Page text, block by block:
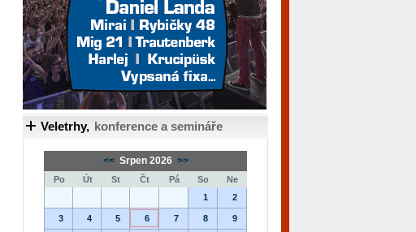
Veletrhy, konference a semináře
<< Srpen 2026 >>
Po Út St Čt Pá So
Ne
1
2
3 4 5 6 7 8 9